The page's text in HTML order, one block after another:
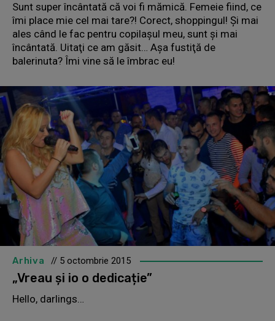
Sunt super încântată că voi fi mămică. Femeie fiind, ce
îmi place mie cel mai tare?! Corect, shoppingul! Şi mai
ales când le fac pentru copilaşul meu, sunt şi mai
încântată. Uitaţi ce am găsit… Aşa fustiţă de
balerinuta? Îmi vine să le îmbrac eu!
Arhiva // 5 octombrie 2015
„Vreau și io o dedicație”
Hello, darlings…